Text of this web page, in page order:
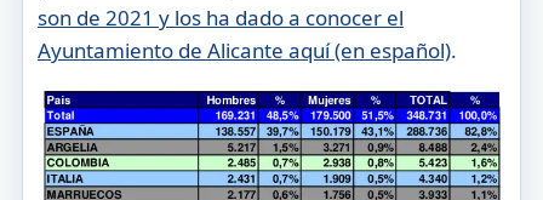
son de 2021 y los ha dado a conocer el
Ayuntamiento de Alicante aquí (en español).